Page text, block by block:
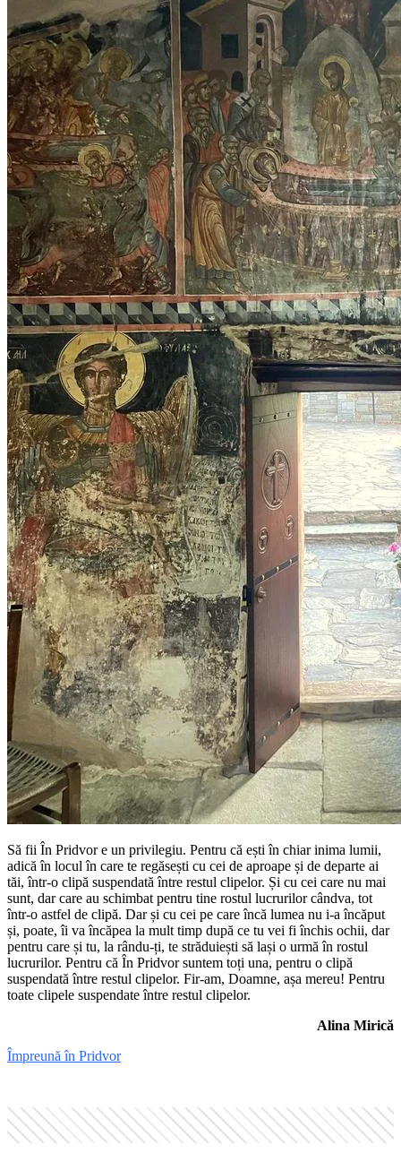
Să fii În Pridvor e un privilegiu. Pentru că ești în chiar inima lumii,
adică în locul în care te regăsești cu cei de aproape și de departe ai
tăi, într-o clipă suspendată între restul clipelor. Și cu cei care nu mai
sunt, dar care au schimbat pentru tine rostul lucrurilor cândva, tot
într-o astfel de clipă. Dar și cu cei pe care încă lumea nu i-a încăput
și, poate, îi va încăpea la mult timp după ce tu vei fi închis ochii, dar
pentru care și tu, la rându-ți, te străduiești să lași o urmă în rostul
lucrurilor. Pentru că În Pridvor suntem toți una, pentru o clipă
suspendată între restul clipelor. Fir-am, Doamne, așa mereu! Pentru
toate clipele suspendate între restul clipelor.
Alina Mirică
Împreună în Pridvor